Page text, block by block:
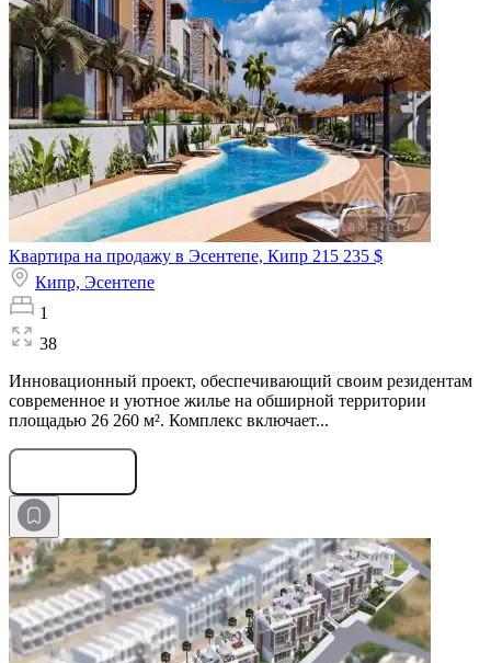
Квартира на продажу в Эсентепе, Кипр 215 235 $
Кипр, Эсентепе
1
38
Инновационный проект, обеспечивающий своим резидентам
современное и уютное жилье на обширной территории
площадью 26 260 м². Комплекс включает...